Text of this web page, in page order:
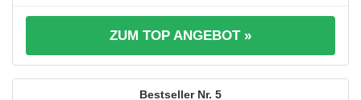
ZUM TOP ANGEBOT »
5